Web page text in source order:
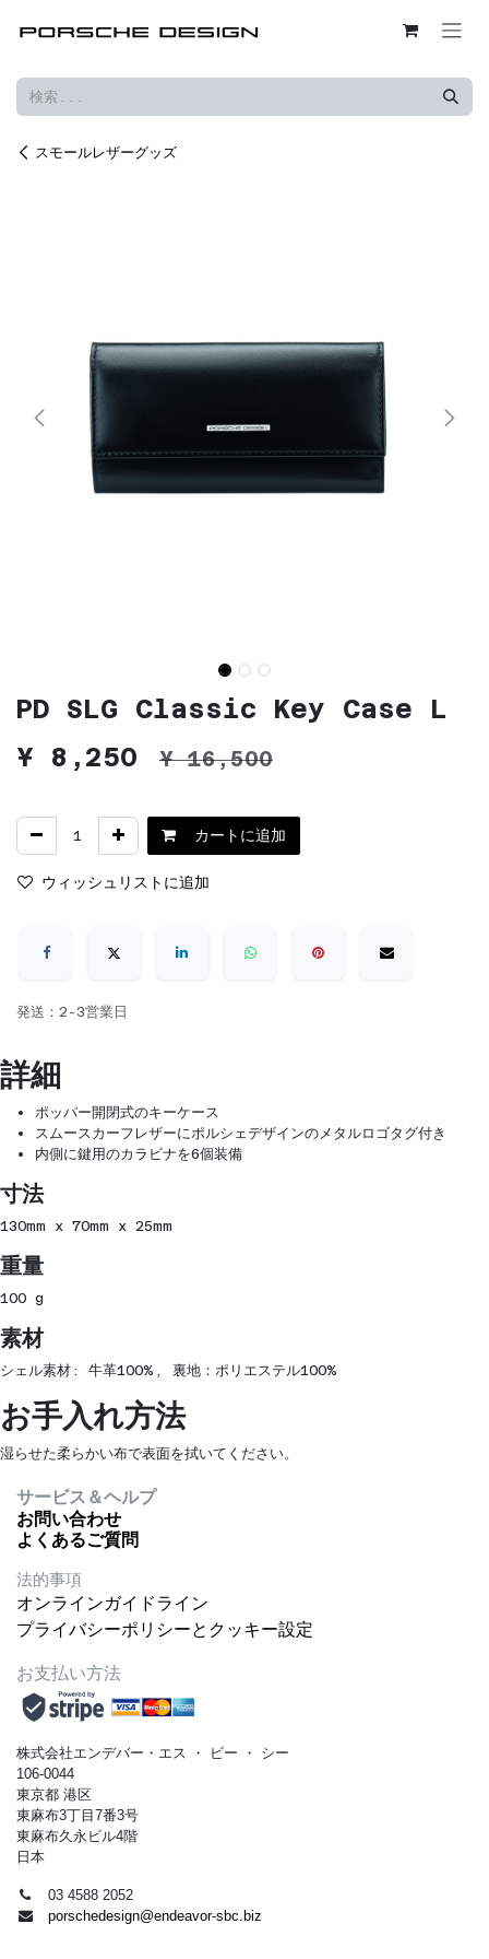
スモールレザーグッズ
PD SLG Classic Key Case L
¥ 8,250 ¥16,500
カートに追加
ウィッシュリストに追加
発送：2-3営業日
詳細
ポッパー開閉式のキーケース
スムースカーフレザーにポルシェデザインのメタルロゴタグ付き
内側に鍵用のカラビナを6個装備
寸法
130mm x 70mm x 25mm
重量
100 g
素材
シェル素材: 牛革100%, 裏地：ポリエステル100%
お手入れ方法
湿らせた柔らかい布で表面を拭いてください。
サービス＆ヘルプ
お問い合わせ
よくあるご質問
法的事項
オンラインガイドライン
プライバシーポリシーとクッキー設定
お支払い方法
株式会社エンデバー・エス ・ ビー ・
シー
106-0044
東京都 港区
東麻布3丁目7番3号
東麻布久永ビル4階
日本
03 4588 2052
porschedesign@endeavor-sbc.biz